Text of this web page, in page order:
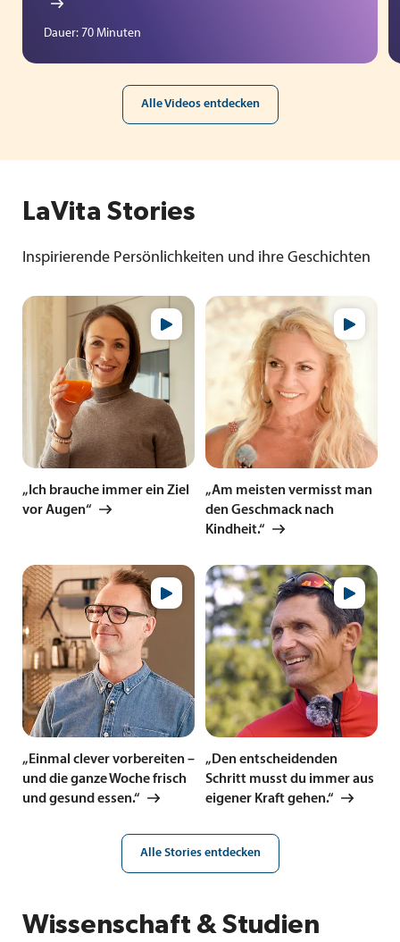
Dauer: 70 Minuten
Alle Videos entdecken
LaVita Stories
Inspirierende Persönlichkeiten und ihre Geschichten
„Ich brauche immer ein Ziel
vor Augen“
„Am meisten vermisst man
den Geschmack nach
Kindheit.“
„Einmal clever vorbereiten –
und die ganze Woche frisch
und gesund essen.“
„Den entscheidenden
Schritt musst du immer aus
eigener Kraft gehen.“
Alle Stories entdecken
Wissenschaft & Studien